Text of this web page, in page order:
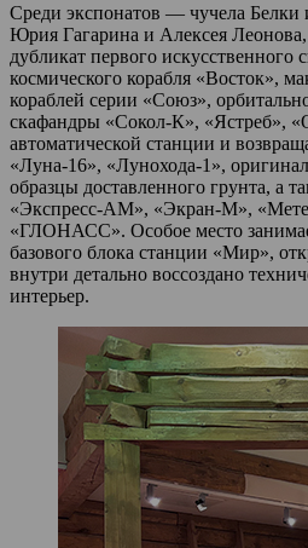
Среди экспонатов — чучела Белки
Юрия Гагарина и Алексея Леонова,
дубликат первого искусственного
космического корабля «Восток»,
кораблей серии «Союз»,
скафандры «Сокол‑К», «Ястреб»,
автоматической станции и
«Луна‑16», «Лунохода‑1»,
образцы доставленного грунта, а
«Экспресс‑АМ», «Экран‑М»,
«ГЛОНАСС». Особое место
базового блока станции «Мир»,
внутри детально воссоздано
интерьер.